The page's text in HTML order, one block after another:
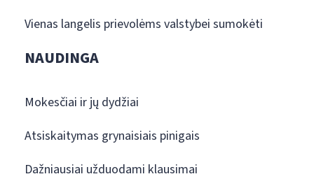
Vienas langelis prievolėms valstybei sumokėti
NAUDINGA
Mokesčiai ir jų dydžiai
Atsiskaitymas grynaisiais pinigais
Dažniausiai užduodami klausimai